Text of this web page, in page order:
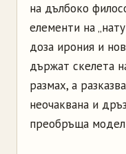
на дълбоко
елементи на
доза ирония и
държат скелета
размах, а
неочаквана и
преобръща